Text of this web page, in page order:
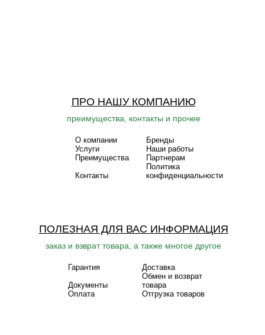
ПРО НАШУ КОМПАНИЮ
преимущества, контакты и прочее
О компании
Бренды
Услуги
Наши работы
Преимущества
Партнерам
Контакты
Политика
конфиденциальности
ПОЛЕЗНАЯ ДЛЯ ВАС ИНФОРМАЦИЯ
заказ и взврат товара, а также многое другое
Гарантия
Доставка
Документы
Обмен и возврат
товара
Оплата
Отгрузка товаров